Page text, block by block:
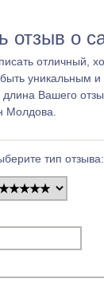
отзыв о
отличный,
уникальным
длина Вашего
Молдова.
тип отзыва: